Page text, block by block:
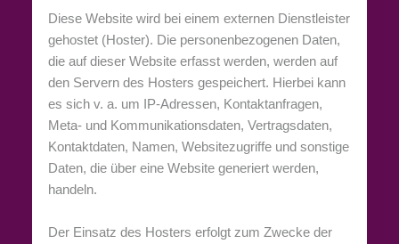
Diese Website wird bei einem externen Dienstleister
gehostet (Hoster). Die personenbezogenen Daten,
die auf dieser Website erfasst werden, werden auf
den Servern des Hosters gespeichert. Hierbei kann
es sich v. a. um IP-Adressen, Kontaktanfragen,
Meta- und Kommunikationsdaten, Vertragsdaten,
Kontaktdaten, Namen, Websitezugriffe und sonstige
Daten, die über eine Website generiert werden,
handeln.
Der Einsatz des Hosters erfolgt zum Zwecke der